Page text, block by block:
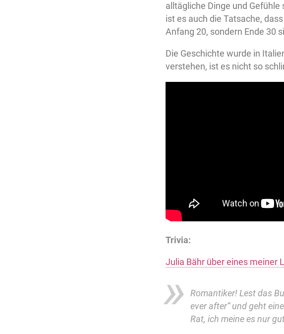
alltägliche Dinge und
ist es auch die Tatsache,
Anfang 20, sondern Ende 30
Die Geschichte wurde in
verstehen, ist es nicht so
Trivia:
Julia Bähr über eines meiner
Romantiker! Lest das
ever after“ und geht
Rat, ich meine es nur